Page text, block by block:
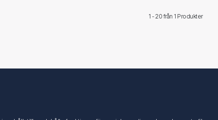
1 - 20 från 1 Produkter